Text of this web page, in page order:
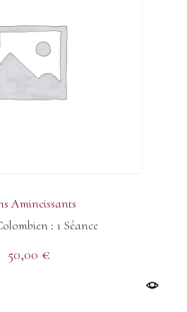
Amincissants
: 1 Séance
50,00 €